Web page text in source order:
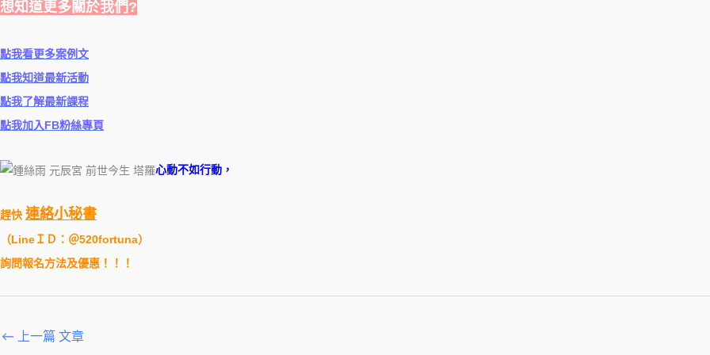
想知道更多關於我們?
點我看更多案例文
點我知道最新活動
點我了解最新課程
點我加入FB粉絲專頁
心動不如行動，
趕快 連絡小秘書
（LineＩＤ：＠520fortuna）
詢問報名方法及優惠！！！
← 上一篇 文章